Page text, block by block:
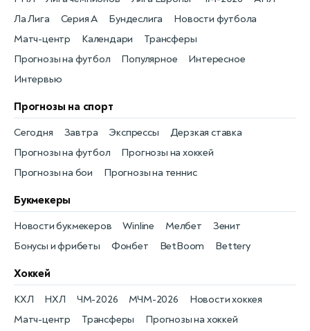
Новости футбола
Матч-центр Календари Трансферы
Прогнозы на футбол Популярное
Ла Лига
Интересное
Серия А
Интервью
Бундеслига
Прогнозы на спорт
Прогнозы на футбол
Сегодня
Прогнозы на хоккей
Завтра
Прогнозы на бои
Экспрессы
Прогнозы на теннис
Дерзкая ставка
Букмекеры
Бонусы и фрибеты
Новости букмекеров
Фонбет
Winline
BetBoom
Мелбет
Bettery
Зенит
Хоккей
Новости хоккея
КХЛ
Матч-центр
НХЛ
Трансферы
ЧМ-2026
Прогнозы на хоккей
МЧМ-2026